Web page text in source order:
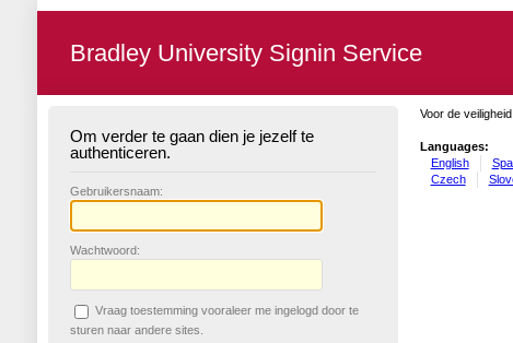
Bradley University Signin Service
Om verder te gaan dien je jezelf te
authenticeren.
Gebruikersnaam:
Wachtwoord:
Vraag toestemming vooraleer me ingelogd door te
sturen naar andere sites.
Voor de
Languages:
English
Czech